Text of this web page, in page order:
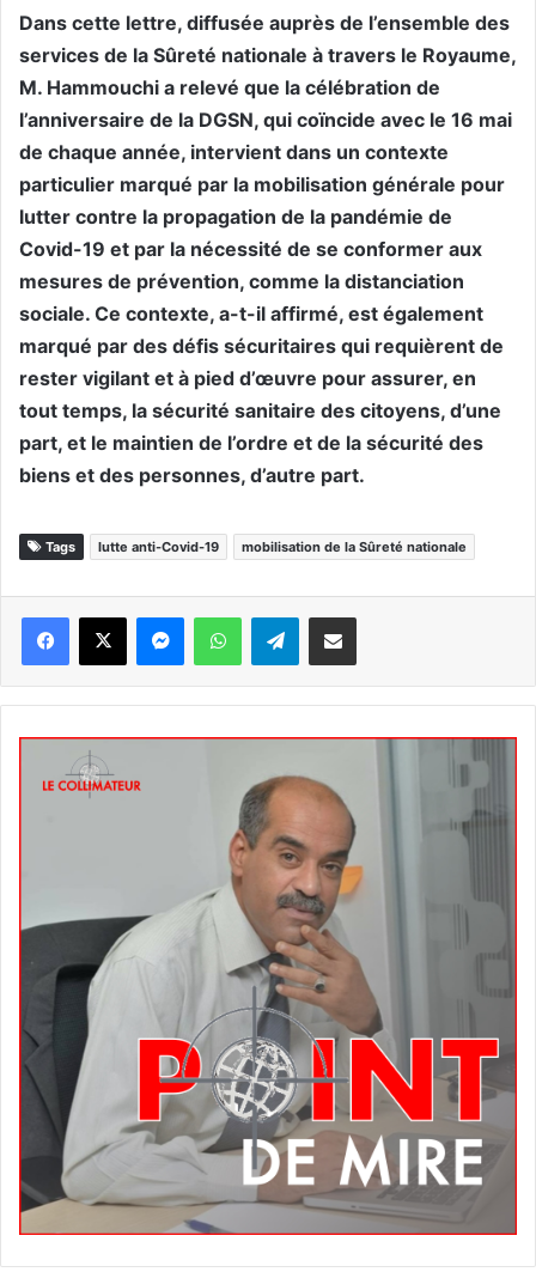
Dans cette lettre, diffusée auprès de l’ensemble des
services de la Sûreté nationale à travers le Royaume,
M. Hammouchi a relevé que la célébration de
l’anniversaire de la DGSN, qui coïncide avec le 16 mai
de chaque année, intervient dans un contexte
particulier marqué par la mobilisation générale pour
lutter contre la propagation de la pandémie de
Covid-19 et par la nécessité de se conformer aux
mesures de prévention, comme la distanciation
sociale. Ce contexte, a-t-il affirmé, est également
marqué par des défis sécuritaires qui requièrent de
rester vigilant et à pied d’œuvre pour assurer, en
tout temps, la sécurité sanitaire des citoyens, d’une
part, et le maintien de l’ordre et de la sécurité des
biens et des personnes, d’autre part.
Tags lutte anti-Covid-19 mobilisation de la Sûreté nationale
WhatsApp Telegram